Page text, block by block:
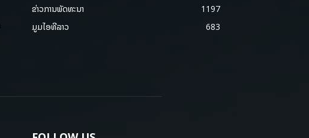
ຂ່າວການພັດທະນາ
1197
ມູມໄອທີລາວ
683